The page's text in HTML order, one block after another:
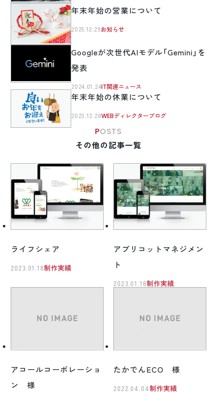
年末年始の営業について
2025.12.29お知らせ
Googleが次世代AIモデル「Gemini」を
発表
2024.01.24IT関連ニュース
年末年始の休業について
2023.12.28WEBディレクターブログ
POSTS
その他の記事一覧
ライフシェア
2023.01.18制作実績
アプリコットマネジメン
ト
2023.01.18制作実績
アコールコーポレーショ
ン 様
たかでんECO 様
2022.04.04制作実績